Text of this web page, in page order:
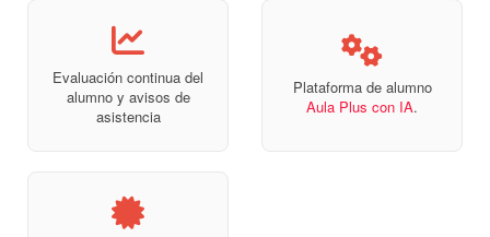
Evaluación continua del
alumno y avisos de
asistencia
Plataforma de alumno
Aula Plus con IA.